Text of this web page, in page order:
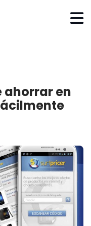
ahorrar en